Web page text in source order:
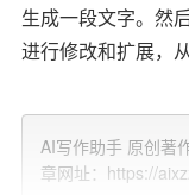
生成一段文字。然
进行修改和扩展，
在完成初稿后，我
化。例如，你可以
AI写作助手 原创著
章网址：https://